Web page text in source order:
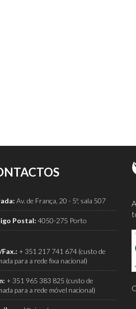
Av. de França, 20 - 5º, sala 507
Postal: 4050-275 Porto
+ 351 217 741 674 (custo de
para a rede fixa nacional)
+ 351 965 383 825 (custo de
para a rede móvel nacional)